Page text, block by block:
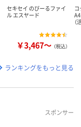
セキセイ のびーるファイ
ル エスヤード
￥3,467～ （税込）
ランキングをもっと見る
スポンサー